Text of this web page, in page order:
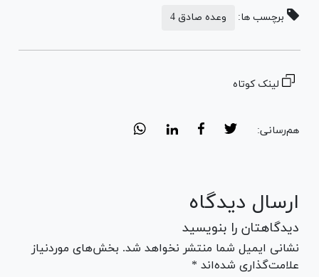
برچسب ها: وعده صادق 4
لینک کوتاه
هم‌رسانی:
ارسال دیدگاه
دیدگاهتان را بنویسید
نشانی ایمیل شما منتشر نخواهد شد. بخش‌های موردنیاز
علامت‌گذاری شده‌اند *